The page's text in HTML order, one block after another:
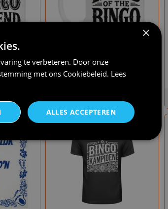
Bingo
de bingo
Koffiemok The Legend of the Bingo!
×
te verbeteren. Door onze
met ons Cookiebeleid. Lees
ALLES ACCEPTEREN